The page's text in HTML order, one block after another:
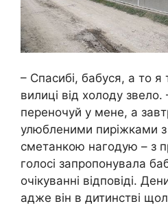
– Спасибі, бабуся, а то я
вилиці від холоду
переночуй у мене, а
улюбленими пиріжками з
сметанкою нагодую – з
голосі запропонувала
очікуванні відповіді.
адже він в дитинстві